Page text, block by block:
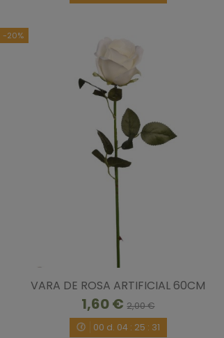
-20%
VARA DE ROSA ARTIFICIAL 60CM
1,60 €2,00 €
00d. 04: 25: 30